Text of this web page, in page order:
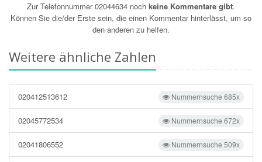
Zur Telefonnummer 02044634 noch keine Kommentare gibt.
Können Sie die/der Erste sein, die einen Kommentar hinterlässt, um so
den anderen zu helfen.
Weitere ähnliche Zahlen
Nummernsuche 685x
020412513612
Nummernsuche 672x
02045772534
Nummernsuche 509x
02041806552